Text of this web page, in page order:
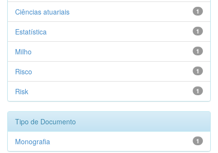
1
Ciências atuariais
1
Estatística
1
Milho
1
Risco
1
Risk
Tipo de Documento
1
Monografia